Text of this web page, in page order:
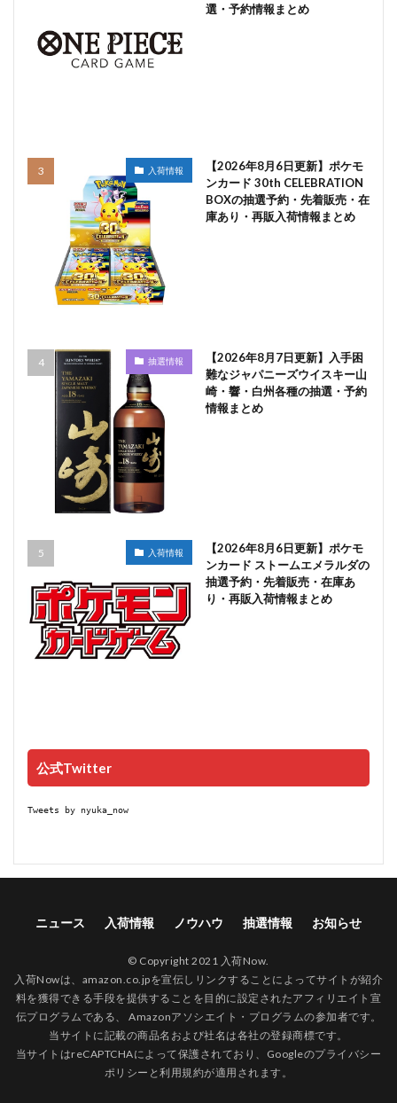
選・予約情報まとめ
入荷情報
【2026年8月6日更新】ポケモ
ンカード 30th CELEBRATION
BOXの抽選予約・先着販売・在
庫あり・再販入荷情報まとめ
抽選情報
【2026年8月7日更新】入手困
難なジャパニーズウイスキー山
崎・響・白州各種の抽選・予約
情報まとめ
入荷情報
【2026年8月6日更新】ポケモ
ンカード ストームエメラルダの
抽選予約・先着販売・在庫あ
り・再販入荷情報まとめ
公式Twitter
Tweets by nyuka_now
ニュース 入荷情報 ノウハウ 抽選情報 お知らせ
© Copyright 2021 入荷Now.
入荷Nowは、amazon.co.jpを宣伝しリンクすることによってサイトが紹介
料を獲得できる手段を提供することを目的に設定されたアフィリエイト宣
伝プログラムである、 Amazonアソシエイト・プログラムの参加者です。
当サイトに記載の商品名および社名は各社の登録商標です。
当サイトはreCAPTCHAによって保護されており、Googleのプライバシー
ポリシー と利用規約が適用されます。